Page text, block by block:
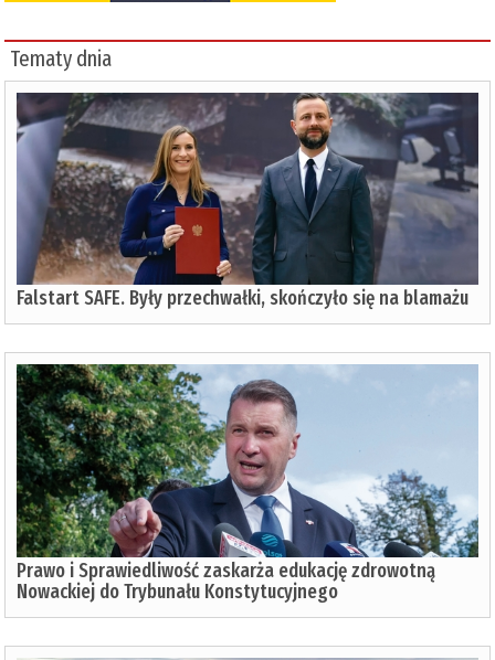
Tematy dnia
Falstart SAFE. Były przechwałki, skończyło się na blamażu
Prawo i Sprawiedliwość zaskarża edukację zdrowotną
Nowackiej do Trybunału Konstytucyjnego